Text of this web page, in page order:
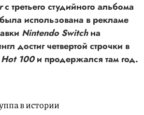
с третьего студийного альбома
использована в рекламе
Nintendo Switchна
достиг четвертой строчки в
100и продержался там год.
в истории